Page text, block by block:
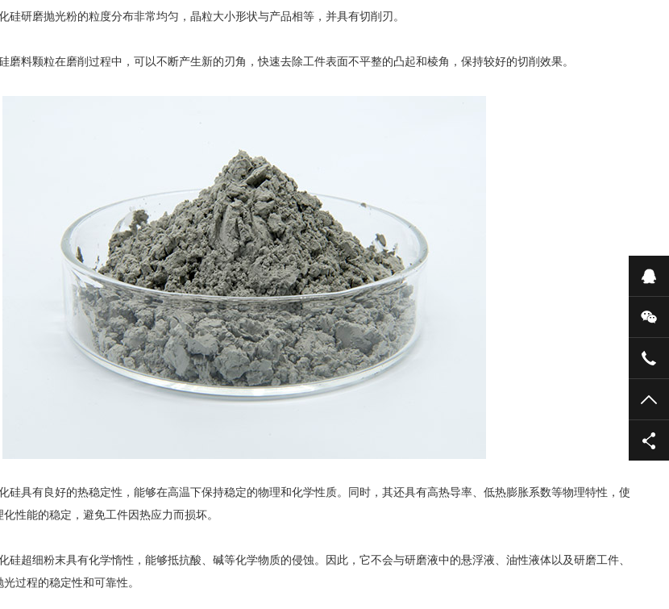
研磨抛光粉的粒度分布非常均匀，晶粒大小形状与产品相等，并具有切削刃。
料颗粒在磨削过程中，可以不断产生新的刃角，快速去除工件表面不平整的凸起和棱角，保持较好的切削效果。
具有良好的热稳定性，能够在高温下保持稳定的物理和化学性质。同时，其还具有高热导率、低热膨胀系数等物理特性，使
性能的稳定，避免工件因热应力而损坏。
超细粉末具有化学惰性，能够抵抗酸、碱等化学物质的侵蚀。因此，它不会与研磨液中的悬浮液、油性液体以及研磨工件、
过程的稳定性和可靠性。
在
微